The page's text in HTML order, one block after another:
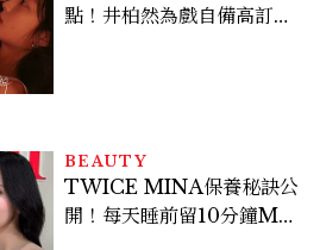
點！井柏然為戲自備高訂，
BEAUTY
TWICE MINA保養秘訣公
開！每天睡前留10分鐘ME